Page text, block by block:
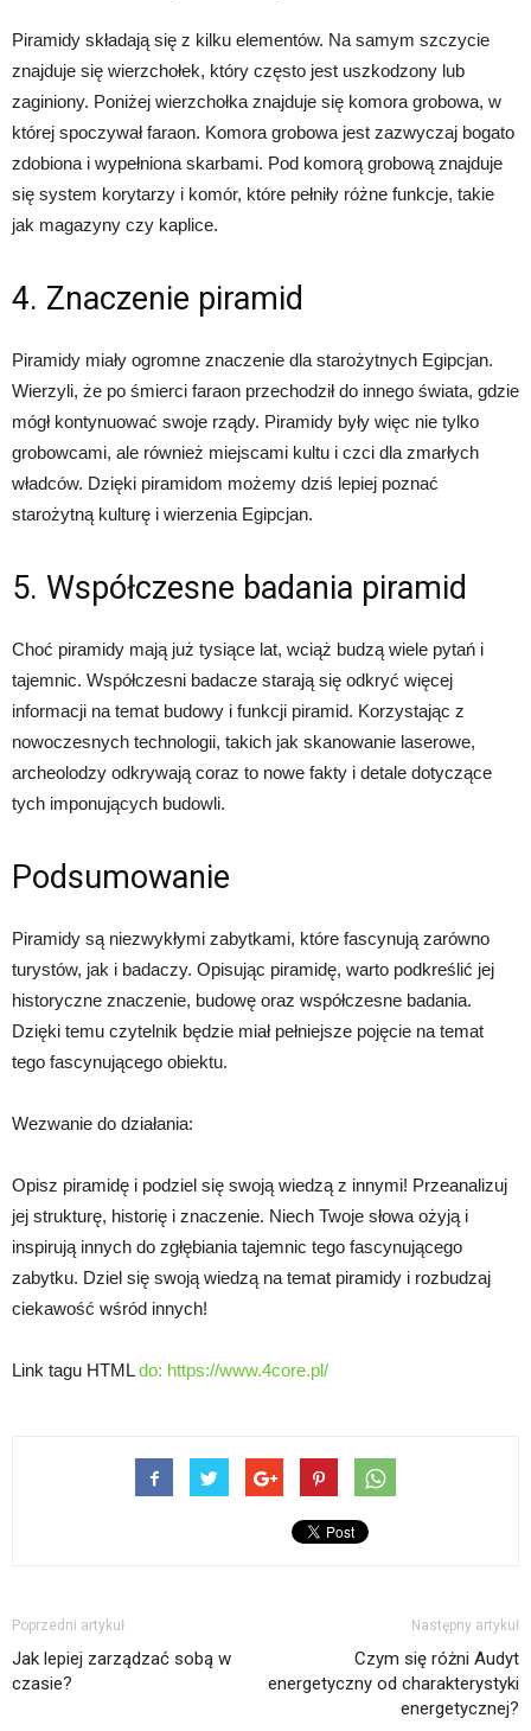
Piramidy składają się z kilku elementów. Na samym szczycie
znajduje się wierzchołek, który często jest uszkodzony lub
zaginiony. Poniżej wierzchołka znajduje się komora grobowa, w
której spoczywał faraon. Komora grobowa jest zazwyczaj bogato
zdobiona i wypełniona skarbami. Pod komorą grobową znajduje
się system korytarzy i komór, które pełniły różne funkcje, takie
jak magazyny czy kaplice.
4. Znaczenie piramid
Piramidy miały ogromne znaczenie dla starożytnych Egipcjan.
Wierzyli, że po śmierci faraon przechodził do innego świata, gdzie
mógł kontynuować swoje rządy. Piramidy były więc nie tylko
grobowcami, ale również miejscami kultu i czci dla zmarłych
władców. Dzięki piramidom możemy dziś lepiej poznać
starożytną kulturę i wierzenia Egipcjan.
5. Współczesne badania piramid
Choć piramidy mają już tysiące lat, wciąż budzą wiele pytań i
tajemnic. Współczesni badacze starają się odkryć więcej
informacji na temat budowy i funkcji piramid. Korzystając z
nowoczesnych technologii, takich jak skanowanie laserowe,
archeolodzy odkrywają coraz to nowe fakty i detale dotyczące
tych imponujących budowli.
Podsumowanie
Piramidy są niezwykłymi zabytkami, które fascynują zarówno
turystów, jak i badaczy. Opisując piramidę, warto podkreślić jej
historyczne znaczenie, budowę oraz współczesne badania.
Dzięki temu czytelnik będzie miał pełniejsze pojęcie na temat
tego fascynującego obiektu.
Wezwanie do działania:
Opisz piramidę i podziel się swoją wiedzą z innymi! Przeanalizuj
jej strukturę, historię i znaczenie. Niech Twoje słowa ożyją i
inspirują innych do zgłębiania tajemnic tego fascynującego
zabytku. Dziel się swoją wiedzą na temat piramidy i rozbudzaj
ciekawość wśród innych!
Link tagu HTMLdo: https://www.4core.pl/
Poprzedni artykuł
Jak lepiej zarządzać sobą w
czasie?
Następny artykuł
Czym się różni Audyt
energetyczny od charakterystyki
energetycznej?